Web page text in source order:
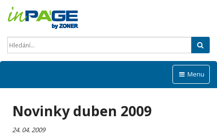
Menu
Novinky duben 2009
24. 04. 2009